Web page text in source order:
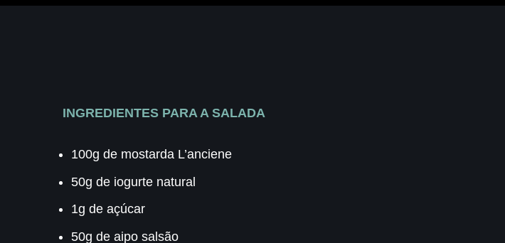
INGREDIENTES PARA A SALADA
100g de mostarda L’anciene
50g de iogurte natural
1g de açúcar
50g de aipo salsão